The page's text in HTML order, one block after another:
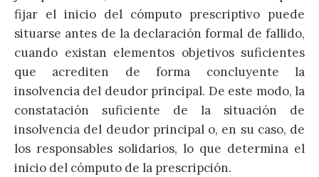
fijar el inicio del cómputo prescriptivo puede
situarse antes de la declaración formal de fallido,
cuando existan elementos objetivos suficientes
que acrediten de forma concluyente la
insolvencia del deudor principal. De este modo, la
constatación suficiente de la situación de
insolvencia del deudor principal o, en su caso, de
los responsables solidarios, lo que determina el
inicio del cómputo de la prescripción.